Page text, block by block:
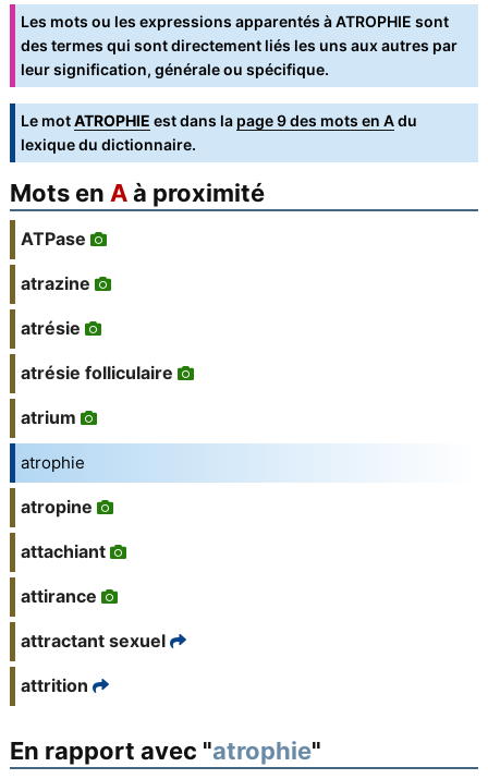
Les mots ou les expressions apparentés à ATROPHIE sont
des termes qui sont directement liés les uns aux autres par
leur signification, générale ou spécifique.
Le motATROPHIE est dans la page 9 des mots en Adu
lexique du dictionnaire.
Mots en Aà proximité
ATPase
atrazine
atrésie
atrésie folliculaire
atrium
atrophie
atropine
attachiant
attirance
attractant sexuel
attrition
En rapport avec "atrophie"